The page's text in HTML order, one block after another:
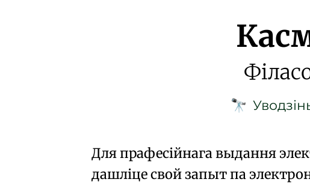
🔭
Для прафесійнага выдання
дашліце свой запыт па